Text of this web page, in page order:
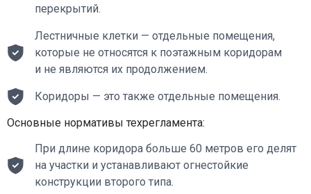
перекрытий.
Лестничные клетки — отдельные помещения,
которые не относятся к поэтажным коридорам
и не являются их продолжением.
Коридоры — это также отдельные помещения.
Основные нормативы техрегламента:
При длине коридора больше 60 метров его делят
на участки и устанавливают огнестойкие
конструкции второго типа.